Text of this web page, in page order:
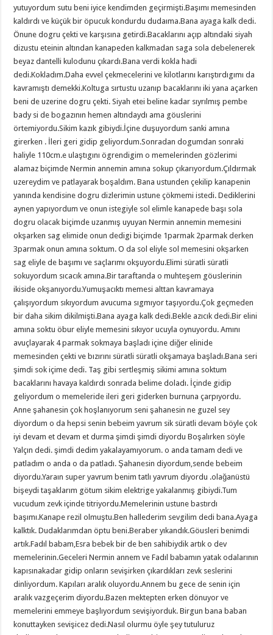
yutuyordum sutu beni iyice kendimden geçirmişti.Başımı memesinden
kaldırdı ve küçük bir öpucuk kondurdu dudaıma.Bana ayaga kalk dedi.
Önune dogru çekti ve karşısına getirdi.Bacaklarını açıp altındaki siyah
dizustu eteinin altından kanapeden kalkmadan saga sola debelenerek
beyaz dantelli kulodunu çıkardı.Bana verdi kokla hadi
dedi.Kokladım.Daha evvel çekmecelerini ve kilotlarını karıştırdıgımı da
kavramıştı demekki.Koltuga sırtustu uzanıp bacaklarını iki yana açarken
beni de uzerine dogru çekti. Siyah etei beline kadar sıyrılmış pembe
bady si de bogazının hemen altındaydı ama göuslerini
örtemiyordu.Sikim kazık gibiydi.İçine duşuyordum sanki amına
girerken . İleri geri gidip geliyordum.Sonradan dogumdan sonraki
haliyle 110cm.e ulaştıgını ögrendigim o memelerinden gözlerimi
alamaz biçimde Nermin annemin amına sokup çıkarıyordum.Çıldırmak
uzereydim ve patlayarak boşaldım. Bana ustunden çekilip kanapenin
yanında kendisine dogru dizlerimin ustune çökmemi istedi. Dediklerini
aynen yapıyordum ve onun istegiyle sol elimle kanapede başı sola
dogru olacak biçimde uzanmış uyuyan Nermin annemin memesini
okşarken sag elimide onun dedigi biçimde 1parmak 2parmak derken
3parmak onun amına soktum. O da sol eliyle sol memesini okşarken
sag eliyle de başımı ve saçlarımı okşuyordu.Elimi süratli süratli
sokuyordum sıcacık amına.Bir taraftanda o muhteşem göuslerinin
ikiside okşanıyordu.Yumuşacıktı memesi alttan kavramaya
çalışıyordum sıkıyordum avucuma sıgmıyor taşıyordu.Çok geçmeden
bir daha sikim dikilmişti.Bana ayaga kalk dedi.Bekle azıcık dedi.Bir elini
amına soktu öbur eliyle memesini sıkıyor ucuyla oynuyordu. Amını
avuçlayarak 4 parmak sokmaya başladı içine diğer elinide
memesinden çekti ve bızırını süratli süratli okşamaya başladı.Bana seri
şimdi sok içime dedi. Taş gibi sertleşmiş sikimi amına soktum
bacaklarını havaya kaldırdı sonrada belime doladı. İçinde gidip
geliyordum o memeleride ileri geri giderken burnuna çarpıyordu.
Anne şahanesin çok hoşlanıyorum seni şahanesin ne guzel sey
diyordum o da hepsi senin bebeim yavrum sik süratli devam böyle çok
iyi devam et devam et durma şimdi şimdi diyordu Boşalırken söyle
Yalçın dedi. şimdi dedim yakalayamıyorum. o anda tamam dedi ve
patladım o anda o da patladı. Şahanesin diyordum,sende bebeim
diyordu.Yaraın super yavrum benim tatlı yavrum diyordu .olağanüstü
bişeydi taşaklarım götum sikim elektrige yakalanmış gibiydi.Tum
vucudum zevk içinde titriyordu.Memelerinin ustune bastırdı
başımı.Kanape rezil olmuştu.Ben hallederim sevgilim dedi bana.Ayaga
kalktık. Dudaklarımdan öptu beni.Beraber yıkandık.Göusleri benimdi
artık.Fadıl babam,Esra bebek bir de ben sahibiydik artık o dev
memelerinin.Geceleri Nermin annem ve Fadıl babamın yatak odalarının
kapısınakadar gidip onların sevişirken çıkardıkları zevk seslerini
dinliyordum. Kapıları aralık oluyordu.Annem bu gece de senin için
aralık vazgeçerim diyordu.Bazen mektepten erken dönuyor ve
memelerini emmeye başlıyordum sevişiyorduk. Birgun bana baban
konuttayken sevişicez dedi.Nasıl olurmu öyle şey tutuluruz